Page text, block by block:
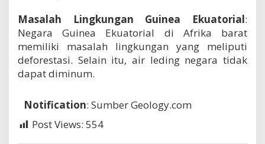
Masalah Lingkungan Guinea Ekuatorial:
Negara Guinea Ekuatorial di Afrika barat
memiliki masalah lingkungan yang meliputi
deforestasi. Selain itu, air leding negara tidak
dapat diminum.
Notification: SumberGeology.com
Post Views: 554